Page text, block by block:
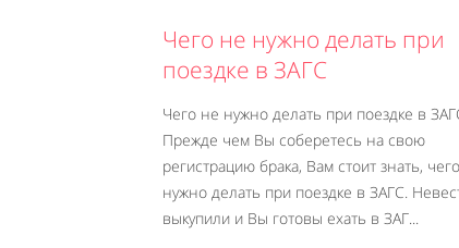
Чего не нужно делать при
поездке в ЗАГС
Чего не нужно делать при поездке в
Прежде чем Вы соберетесь на свою
регистрацию брака, Вам стоит знать,
нужно делать при поездке в ЗАГС.
выкупили и Вы готовы ехать в ЗАГ...